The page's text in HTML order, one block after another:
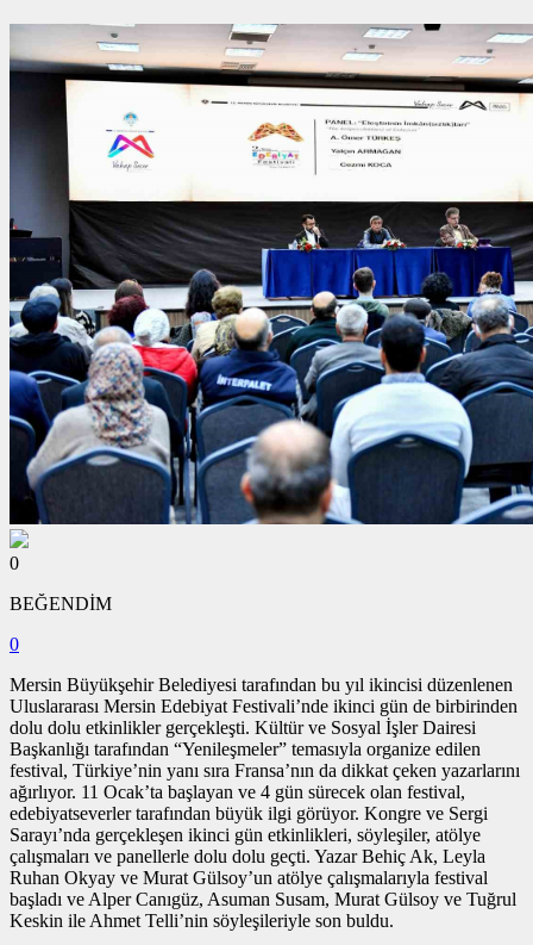
0
BEĞENDİM
0
Mersin Büyükşehir Belediyesi tarafından bu yıl ikincisi düzenlenen
Uluslararası Mersin Edebiyat Festivali’nde ikinci gün de birbirinden
dolu dolu etkinlikler gerçekleşti. Kültür ve Sosyal İşler Dairesi
Başkanlığı tarafından “Yenileşmeler” temasıyla organize edilen
festival, Türkiye’nin yanı sıra Fransa’nın da dikkat çeken yazarlarını
ağırlıyor. 11 Ocak’ta başlayan ve 4 gün sürecek olan festival,
edebiyatseverler tarafından büyük ilgi görüyor. Kongre ve Sergi
Sarayı’nda gerçekleşen ikinci gün etkinlikleri, söyleşiler, atölye
çalışmaları ve panellerle dolu dolu geçti. Yazar Behiç Ak, Leyla
Ruhan Okyay ve Murat Gülsoy’un atölye çalışmalarıyla festival
başladı ve Alper Canıgüz, Asuman Susam, Murat Gülsoy ve Tuğrul
Keskin ile Ahmet Telli’nin söyleşileriyle son buldu.